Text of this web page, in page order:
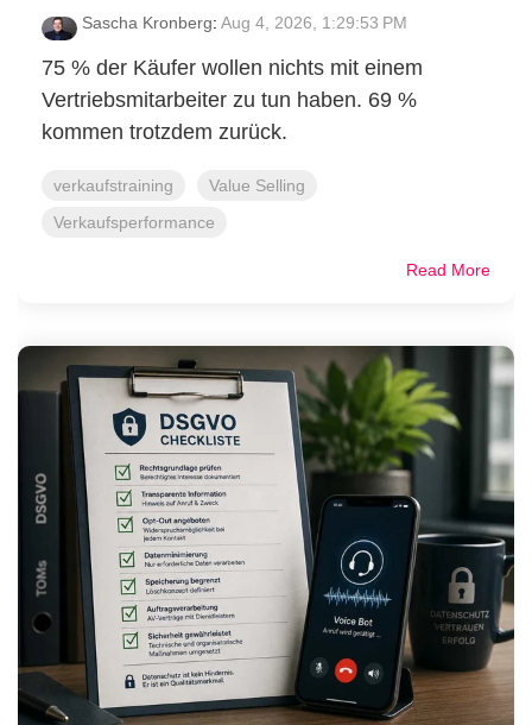
Sascha Kronberg: Aug 4, 2026, 1:29:53 PM
75 % der Käufer wollen nichts mit einem
Vertriebsmitarbeiter zu tun haben. 69 %
kommen trotzdem zurück.
verkaufstraining
Value Selling
Verkaufsperformance
Read More